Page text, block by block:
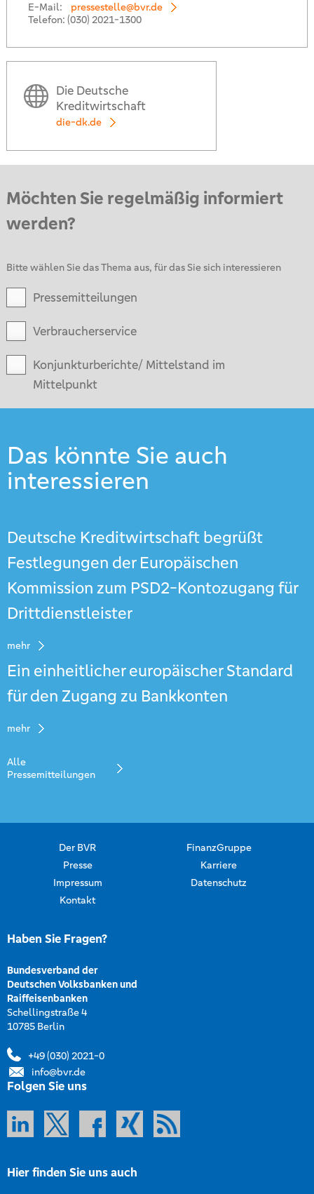
E-Mail:
pressestelle@bvr.de
Telefon: (030) 2021-1300
Die Deutsche
Kreditwirtschaft
die-dk.de
Möchten Sie regelmäßig informiert
werden?
Bitte wählen Sie das Thema aus, für das Sie sich interessieren
Pressemitteilungen
Verbraucherservice
Konjunkturberichte/ Mittelstand im
Mittelpunkt
Das könnte Sie auch
interessieren
Deutsche Kreditwirtschaft begrüßt
Festlegungen der Europäischen
Kommission zum PSD2-Kontozugang für
Drittdienstleister
mehr
Ein einheitlicher europäischer Standard
für den Zugang zu Bankkonten
mehr
Alle
Pressemitteilungen
Der BVR
FinanzGruppe
Presse
Karriere
Impressum
Datenschutz
Kontakt
Haben Sie Fragen?
Bundesverband der
Deutschen Volksbanken und
Raiffeisenbanken
Schellingstraße 4
10785 Berlin
+49 (030) 2021-0
info@bvr.de
Folgen Sie uns
Hier finden Sie uns auch